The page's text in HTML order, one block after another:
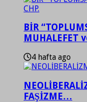
BİR
MUHALEFET
4 hafta ago
FAŞİZME…